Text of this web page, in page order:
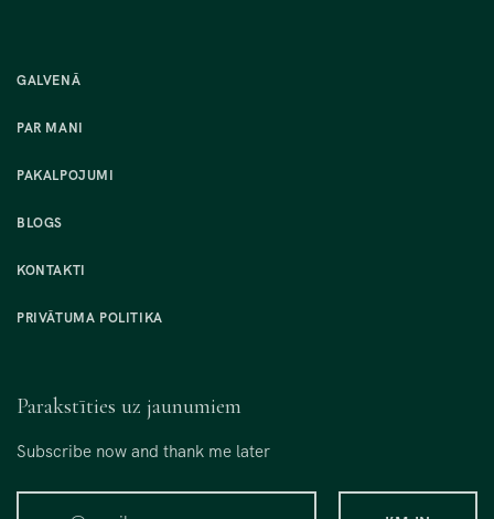
GALVENĀ
PAR MANI
PAKALPOJUMI
BLOGS
KONTAKTI
PRIVĀTUMA POLITIKA
Parakstīties uz jaunumiem
Subscribe now and thank me later